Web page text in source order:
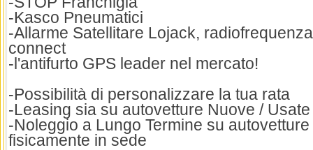
-Kasco Pneumatici
-Allarme Satellitare Lojack,
connect
-l'antifurto GPS leader nel mercato!
-Possibilità di personalizzare la tua rata
-Leasing sia su autovetture Nuove /
-Noleggio a Lungo Termine su
fisicamente in sede